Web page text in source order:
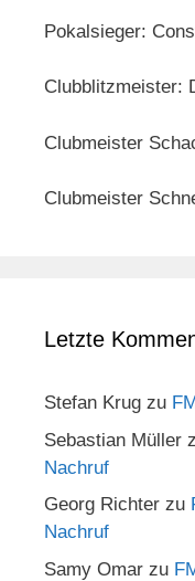
Pokalsieger:
Clubblitzmeister:
Clubmeister
Clubmeister
Letzte
Stefan Krug zu
Sebastian Müller
Nachruf
Georg Richter zu
Nachruf
Samy Omar zu